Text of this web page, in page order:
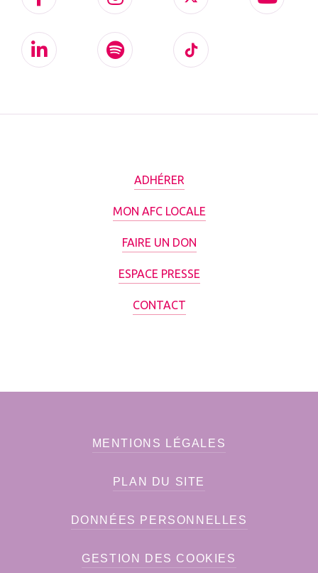
ADHÉRER
MON AFC LOCALE
FAIRE UN DON
ESPACE PRESSE
CONTACT
MENTIONS LÉGALES
PLAN DU SITE
DONNÉES PERSONNELLES
GESTION DES COOKIES